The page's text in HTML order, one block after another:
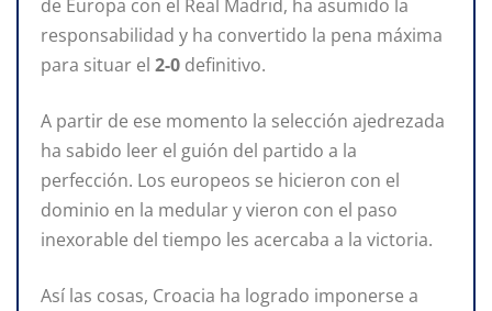
de Europa con el Real Madrid, ha asumido la
responsabilidad y ha convertido la pena máxima
para situar el 2-0 definitivo.
A partir de ese momento la selección ajedrezada
ha sabido leer el guión del partido a la
perfección. Los europeos se hicieron con el
dominio en la medular y vieron con el paso
inexorable del tiempo les acercaba a la victoria.
Así las cosas, Croacia ha logrado imponerse a